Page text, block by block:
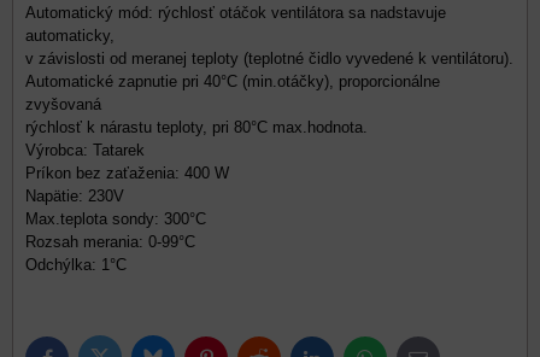
Automatický mód: rýchlosť otáčok ventilátora sa nadstavuje
automaticky,
v závislosti od meranej teploty (teplotné čidlo vyvedené k ventilátoru).
Automatické zapnutie pri 40°C (min.otáčky), proporcionálne
zvyšovaná
rýchlosť k nárastu teploty, pri 80°C max.hodnota.
Výrobca: Tatarek
Príkon bez zaťaženia: 400 W
Napätie: 230V
Max.teplota sondy: 300°C
Rozsah merania: 0-99°C
Odchýlka: 1°C